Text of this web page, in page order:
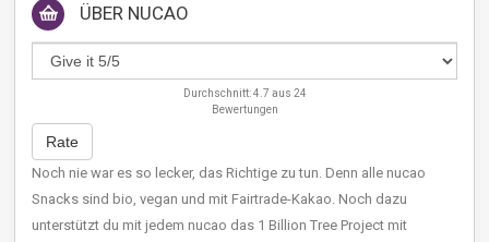
ÜBER NUCAO
Durchschnitt:4.7 aus 24
Bewertungen
Rate
Noch nie war es so lecker, das Richtige zu tun. Denn alle nucao
Snacks sind bio, vegan und mit Fairtrade-Kakao. Noch dazu
unterstützt du mit jedem nucao das 1 Billion Tree Project mit